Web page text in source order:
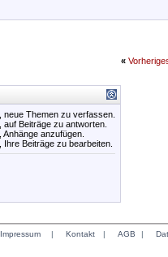
«
, neue Themen zu verfassen.
, auf Beiträge zu antworten.
, Anhänge anzufügen.
, Ihre Beiträge zu bearbeiten.
Impressum | Kontakt | AGB |